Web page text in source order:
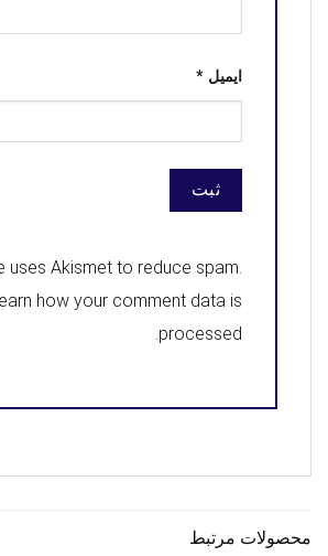
ایمیل *
uses Akismet to reduce spam.
how your comment data is
processed
.
محصولات مرتبط